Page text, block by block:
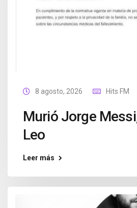
8 agosto, 2026 Hits FM
Murió Jorge
Leo
Leer más